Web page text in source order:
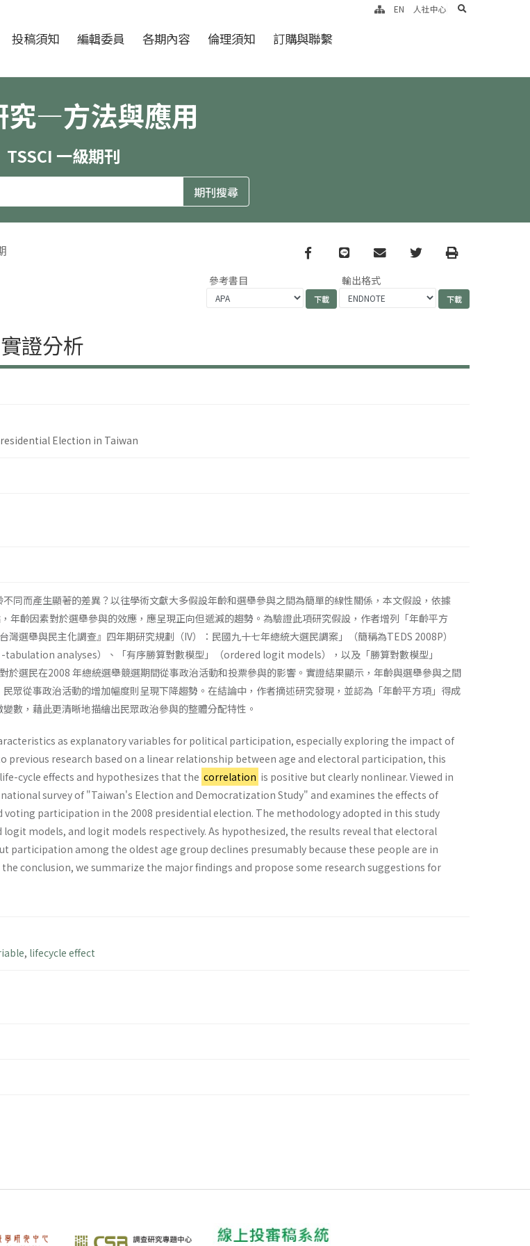
投稿須知 編輯委員 各期內容 倫理須知 訂購與聯繫
EN 人社中心 search
究—方法與應用
TSSCI 一級期刊
Facebook
line email TwitterPrint
參考書目 輸出格式
證分析
Election in Taiwan
同而產生顯著的差異？以往學術文獻大多假設年齡和選舉參與之間為簡單的線性關係，本文假設，依據
年齡因素對於選舉參與的效應，應呈現正向但遞減的趨勢。為驗證此項研究假設，作者增列「年齡平方
選舉與民主化調查』四年期研究規劃（IV）：民國九十七年總統大選民調案」（簡稱為TEDS 2008P）
tabulation analyses）、「有序勝算對數模型」（ordered logit models），以及「勝算對數模型」
於選民在2008 年總統選舉競選期間從事政治活動和投票參與的影響。實證結果顯示，年齡與選舉參與之間
眾從事政治活動的增加幅度則呈現下降趨勢。在結論中，作者摘述研究發現，並認為「年齡平方項」得成
數，藉此更清晰地描繪出民眾政治參與的整體分配特性。
as explanatory variables for political participation, especially exploring the impact of
research based on a linear relationship between age and electoral participation, this
cycle effects and hypothesizes that the correlation is positive but clearly nonlinear. Viewed in
survey of "Taiwan's Election and Democratization Study" and examines the effects of
voting participation in the 2008 presidential election. The methodology adopted in this study
models, and logit models respectively. As hypothesized, the results reveal that electoral
participation among the oldest age group declines presumably because these people are in
conclusion, we summarize the major findings and propose some research suggestions for
, lifecycle effect